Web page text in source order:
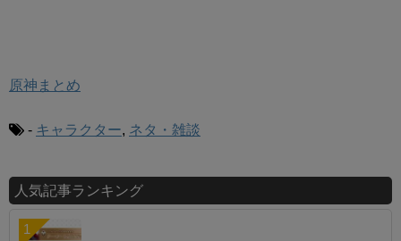
原神まとめ
- キャラクター, ネタ・雑談
人気記事ランキング